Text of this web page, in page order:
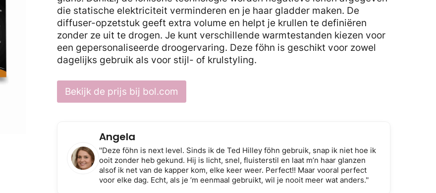
die statische elektriciteit verminderen en je haar gladder maken. De
diffuser-opzetstuk geeft extra volume en helpt je krullen te definiëren
zonder ze uit te drogen. Je kunt verschillende warmtestanden kiezen voor
een gepersonaliseerde droogervaring. Deze föhn is geschikt voor zowel
dagelijks gebruik als voor stijl- of krulstyling.
Bekijk de prijs bij bol.com
Angela
''Deze föhn is next level. Sinds ik de Ted Hilley föhn gebruik, snap ik niet hoe ik
ooit zonder heb gekund. Hij is licht, snel, fluisterstil en laat m’n haar glanzen
alsof ik net van de kapper kom, elke keer weer. Perfect!! Maar vooral perfect
voor elke dag. Echt, als je ’m eenmaal gebruikt, wil je nooit meer wat anders.''